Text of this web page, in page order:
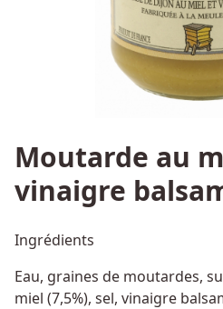
Moutarde au
vinaigre
Ingrédients
Eau, graines de moutardes,
miel (7,5%), sel, vinaigre